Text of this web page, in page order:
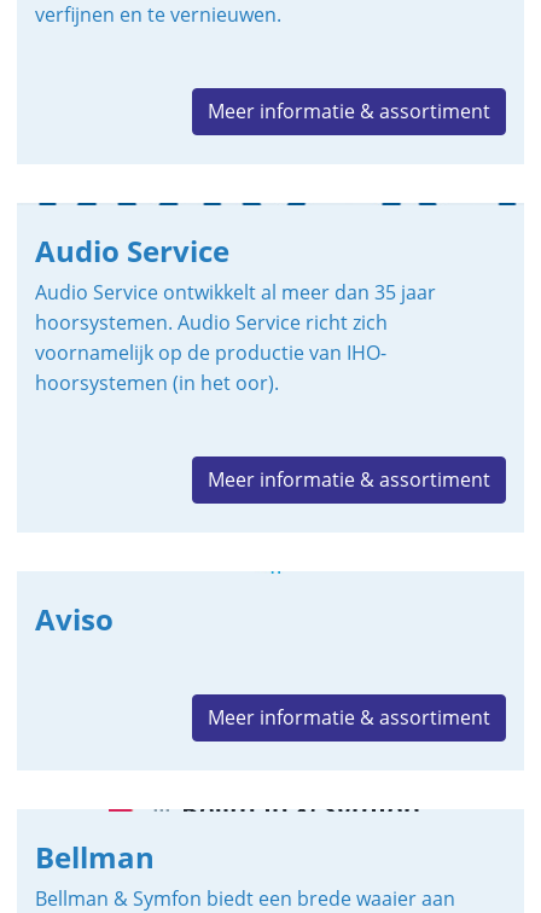
verfijnen en te vernieuwen.
Meer informatie & assortiment
Audio Service
Audio Service ontwikkelt al meer dan 35 jaar
hoorsystemen. Audio Service richt zich
voornamelijk op de productie van IHO-
hoorsystemen (in het oor).
Meer informatie & assortiment
Aviso
Meer informatie & assortiment
Bellman
Bellman & Symfon biedt een brede waaier aan